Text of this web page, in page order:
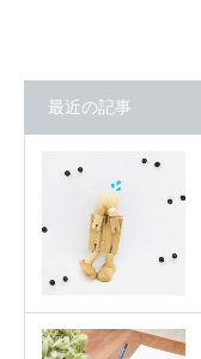
最近の記事